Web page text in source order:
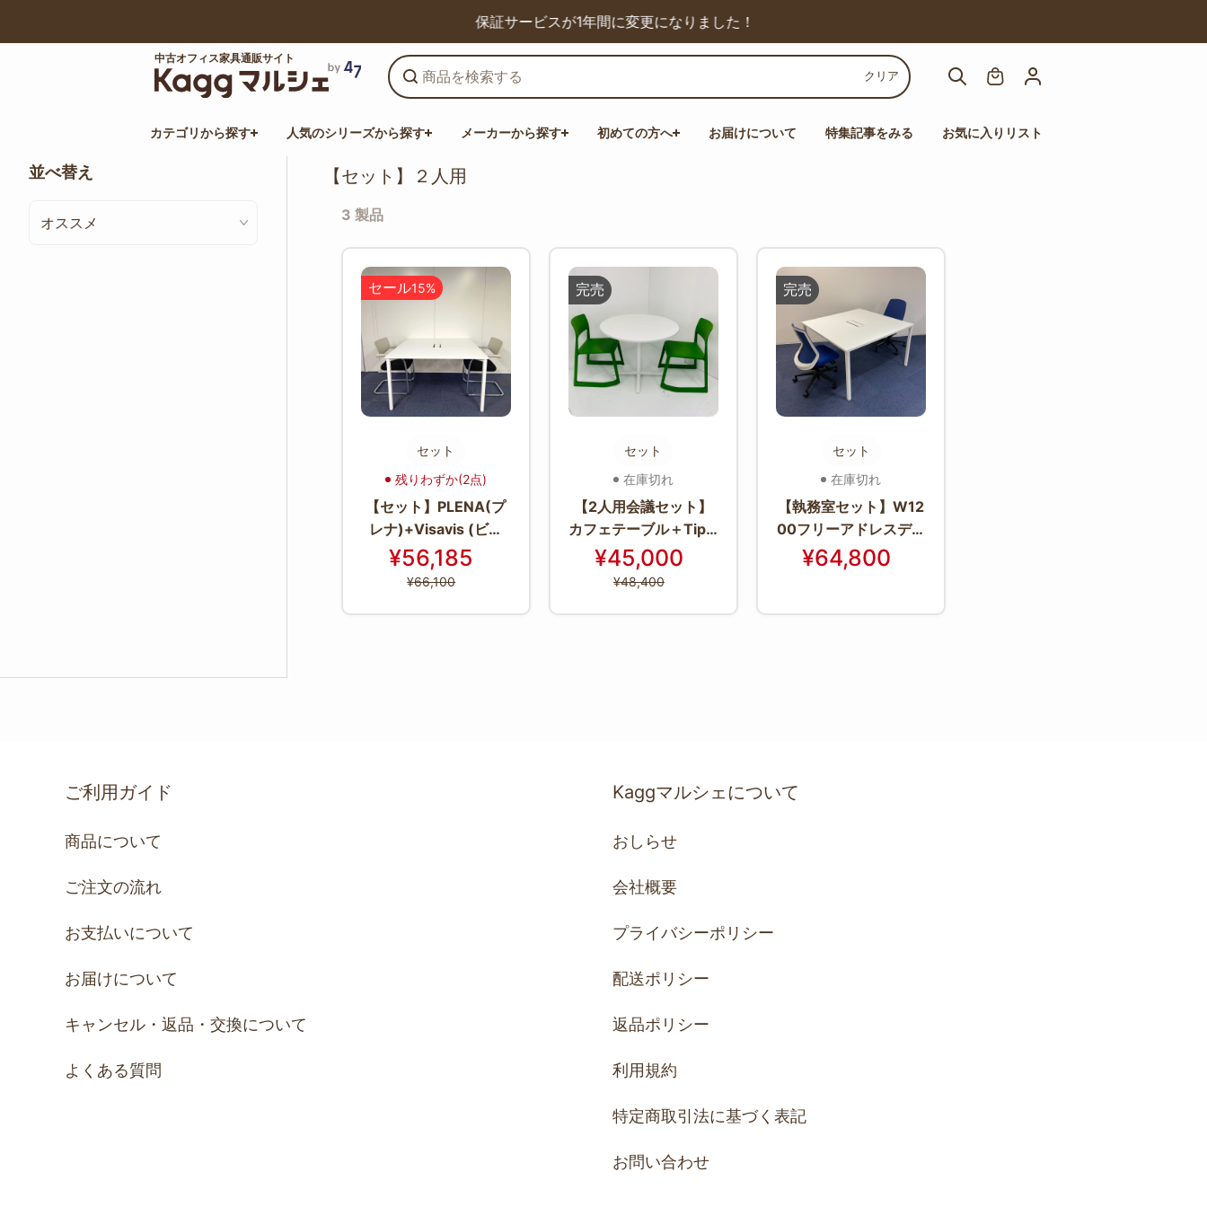
保証サービスが1年間に変更になりました！
中古オフィス家具通販サイト
クリア
カテゴリから探す 人気のシリーズから探す メーカーから探す 初めての方へ お届けについて 特集記事をみる お気に入りリスト
並べ替え
オススメ
【セット】２人用
3 製品
セール15%
セット
残りわずか(2点)
【セット】PLENA(プ
レナ)+Visavis (ビザ
ビ) ミーティングテー
ブル+ミーティングチ
¥56,185
¥66,100
完売
セット
在庫切れ
【2人用会議セット】
カフェテーブル＋Tip T
on(ティプ トン)2脚
¥45,000
¥48,400
完売
セット
在庫切れ
【執務室セット】W12
00フリーアドレスデス
ク＋チェア2脚
¥64,800
ご利用ガイド
商品について
ご注文の流れ
お支払いについて
お届けについて
キャンセル・返品・交換について
よくある質問
Kaggマルシェについて
おしらせ
会社概要
プライバシーポリシー
配送ポリシー
返品ポリシー
利用規約
特定商取引法に基づく表記
お問い合わせ